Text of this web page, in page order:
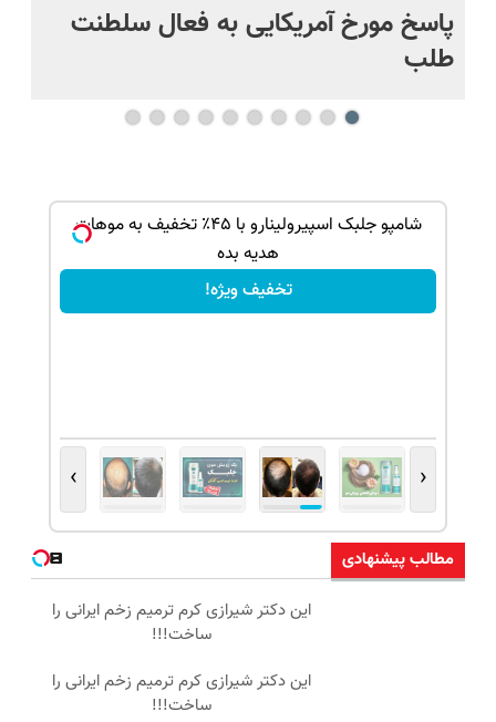
پاسخ مورخ آمریکایی به فعال سلطنت
طلب
شامپو جلبک اسپیرولینارو با ۴۵٪ تخفیف به موهات
هدیه بده
تخفیف ویژه!
‹
›
مطالب پیشنهادی
این دکتر شیرازی کرم ترمیم زخم ایرانی را
ساخت!!!
این دکتر شیرازی کرم ترمیم زخم ایرانی را
ساخت!!!